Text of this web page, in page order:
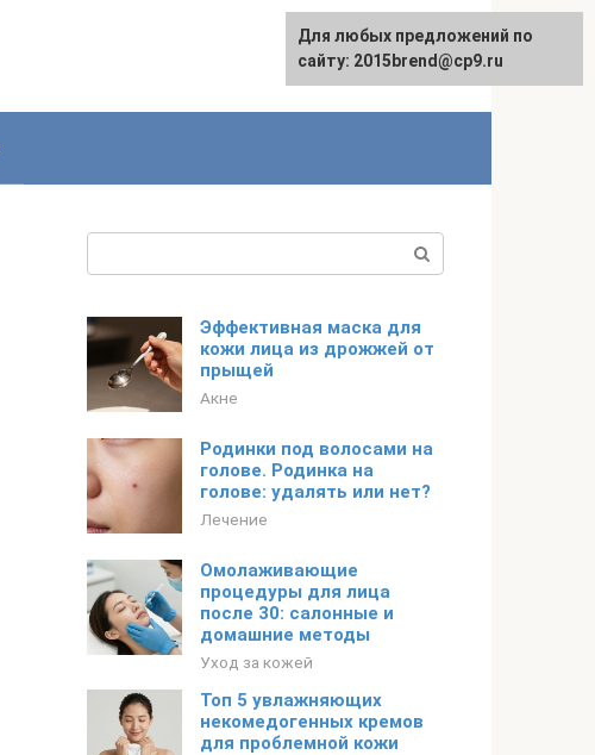
Эффективная маска для
кожи лица из дрожжей от
прыщей
Акне
Родинки под волосами на
голове. Родинка на
голове: удалять или нет?
Лечение
Омолаживающие
процедуры для лица
после 30: салонные и
домашние методы
Уход за кожей
Топ 5 увлажняющих
некомедогенных кремов
для проблемной кожи
Для любых предложений по
сайту: 2015brend@cp9.ru